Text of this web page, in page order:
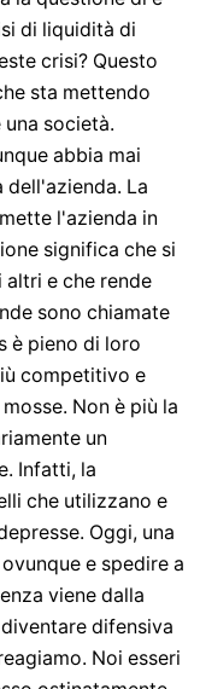
di liquidità di
crisi? Questo
sta mettendo
società.
abbia mai
La
l'azienda in
significa che si
e che rende
sono chiamate
è pieno di loro
competitivo e
Non è più la
un
Infatti, la
che utilizzano e
Oggi, una
e spedire a
viene dalla
difensiva
Noi esseri